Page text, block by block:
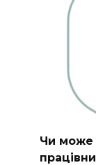
Чи може